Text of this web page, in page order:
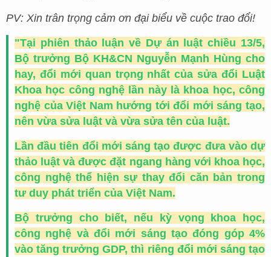
PV: Xin trân trọng cảm ơn đại biểu về cuộc trao đổi!
"Tại phiên thảo luận về Dự án luật chiều 13/5,
Bộ trưởng Bộ KH&CN Nguyễn Mạnh Hùng cho
hay, đổi mới quan trọng nhất của sửa đổi Luật
Khoa học công nghệ lần này là khoa học, công
nghệ của Việt Nam hướng tới đổi mới sáng tạo,
nên vừa sửa luật và vừa sửa tên của luật.
Lần đầu tiên đổi mới sáng tạo được đưa vào dự
thảo luật và được đặt ngang hàng với khoa học,
công nghệ thể hiện sự thay đổi căn bản trong
tư duy phát triển của Việt Nam.
Bộ trưởng cho biết, nếu kỳ vọng khoa học,
công nghệ và đổi mới sáng tạo đóng góp 4%
vào tăng trưởng GDP, thì riêng đổi mới sáng tạo